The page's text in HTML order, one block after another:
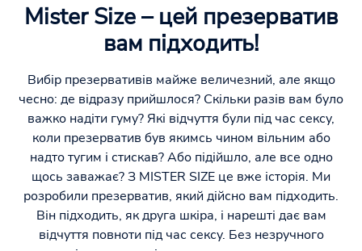
Mister Size – цей презерватив
вам підходить!
Вибір презервативів майже величезний, але якщо
чесно: де відразу прийшлося? Скільки разів вам було
важко надіти гуму? Які відчуття були під час сексу,
коли презерватив був якимсь чином вільним або
надто тугим і стискав? Або підійшло, але все одно
щось заважає? З MISTER SIZE це вже історія. Ми
розробили презерватив, який дійсно вам підходить.
Він підходить, як друга шкіра, і нарешті дає вам
відчуття повноти під час сексу. Без незручного